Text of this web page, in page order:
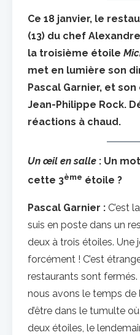
Ce 18 janvier, le
(13) du chef
la troisième étoile
met en lumière son
Pascal Garnier, et
Jean-Philippe Rock.
réactions à chaud.
Un œil en salle : Un
cette 3ème étoile ?
Pascal Garnier : C’est
suis en poste dans un
deux à trois étoiles. Une
forcément ! C’est
restaurants sont fermés.
nous avons le temps de
d’être dans le tumulte
deux étoiles, le